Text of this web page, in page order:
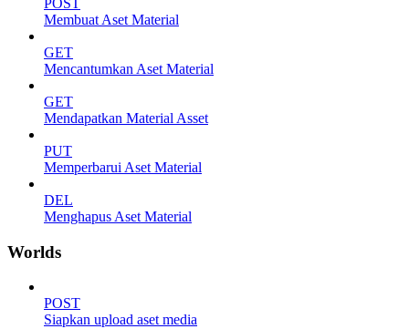
Membuat Aset Material
GET
Mencantumkan Aset Material
GET
Mendapatkan Material Asset
PUT
Memperbarui Aset Material
DEL
Menghapus Aset Material
Worlds
POST
Siapkan upload aset media